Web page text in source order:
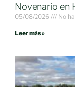
Novenario en
05/08/2026 No
Leer más »